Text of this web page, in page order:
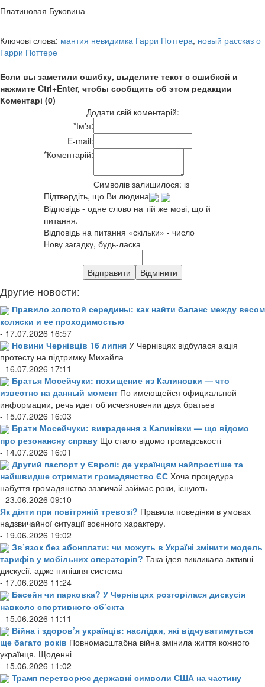
Платиновая Буковина
Ключові слова: мантия невидимка Гарри Поттера, новый рассказ о
Гарри Поттере
Если вы заметили ошибку, выделите текст с ошибкой и
нажмите Ctrl+Enter, чтобы сообщить об этом редакции
Коментарі (0)
Додати свій коментарій:
*Ім'я:
E-mail:
*Коментарій:
Символів залишилося: із
Підтвердіть, що Ви людина
Відповідь - одне слово на тій же мові, що й
питання.
Відповідь на питання «скільки» - число
Нову загадку, будь-ласка
Другие новости:
Правило золотой середины: как найти баланс между весом
коляски и ее проходимостью
- 17.07.2026 16:57
Новини Чернівців 16 липня У Чернівцях відбулася акція
протесту на підтримку Михайла
- 16.07.2026 17:11
Братья Мосейчуки: похищение из Калиновки — что
известно на данный момент По имеющейся официальной
информации, речь идет об исчезновении двух братьев
- 15.07.2026 16:03
Брати Мосейчуки: викрадення з Калинівки — що відомо
про резонансну справу Що стало відомо громадськості
- 14.07.2026 16:01
Другий паспорт у Європі: де українцям найпростіше та
найшвидше отримати громадянство ЄС Хоча процедура
набуття громадянства зазвичай займає роки, існують
- 23.06.2026 09:10
Як діяти при повітряній тревозі? Правила поведінки в умовах
надзвичайної ситуації воєнного характеру.
- 19.06.2026 19:02
Зв’язок без абонплати: чи можуть в Україні змінити модель
тарифів у мобільних операторів? Така ідея викликала активні
дискусії, адже нинішня система
- 17.06.2026 11:24
Басейн чи парковка? У Чернівцях розгорілася дискусія
навколо спортивного об’єкта
- 15.06.2026 11:11
Війна і здоров’я українців: наслідки, які відчуватимуться
ще багато років Повномасштабна війна змінила життя кожного
українця. Щоденні
- 15.06.2026 11:02
Трамп перетворює державні символи США на частину